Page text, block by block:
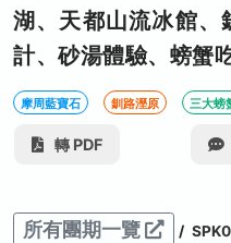
湖、天都山流冰館、
計、砂湯體驗、螃蟹
摩周藍寶石 釧路溼原 三大螃
轉 PDF
所有團期一覽 /